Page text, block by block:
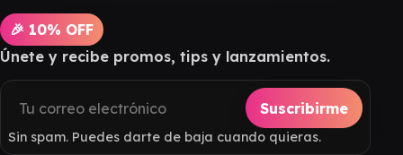
🎉 10% OFF
Únete y recibe promos, tips y lanzamientos.
Suscribirme
Sin spam. Puedes darte de baja cuando quieras.